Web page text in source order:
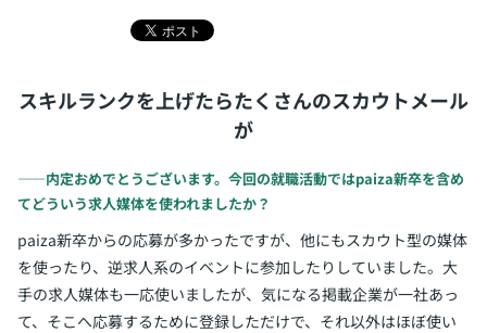
スキルランクを上げたらたくさんのスカウトメール
が
――内定おめでとうございます。今回の就職活動ではpaiza新卒を含め
てどういう求人媒体を使われましたか？
paiza新卒からの応募が多かったですが、他にもスカウト型の媒体
を使ったり、逆求人系のイベントに参加したりしていました。大
手の求人媒体も一応使いましたが、気になる掲載企業が一社あっ
て、そこへ応募するために登録しただけで、それ以外はほぼ使い